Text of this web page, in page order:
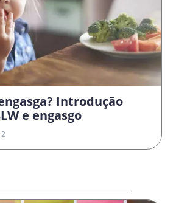
Introdução
e engasgo
2